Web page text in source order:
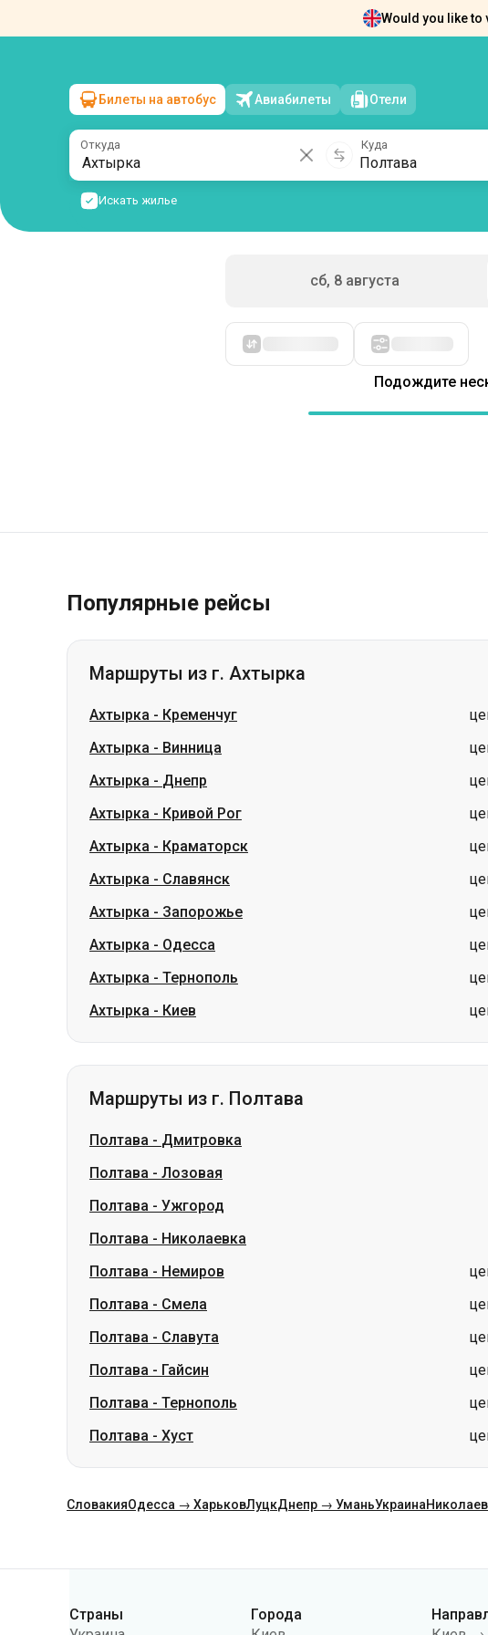
Would you like to
Ахтырка→Полтава
вс, 9 августа/1 пассажир
Билеты на автобус Авиабилеты Отели
Откуда Куда
Искать жилье
сб, 8 августа
Сначала дешевые
Ахтырка Кременчуг
Ахтырка- Днепр
Ахтырка-Кривой Рог
Ахтырка-Краматорск
Ахтырка-Славянск
Ахтырка-Запорожье
Ахтырка-Одесса
Ахтырка-Тернополь
Ахтырка-Киев
Маршруты из г. Полтава
Полтава-Дмитровка
Полтава- Ужгород
Полтава-Николаевка
Полтава-Немиров
Полтава-Смела
Полтава-Славута
Полтава-Гайсин
Полтава-Тернополь
Полтава-Хуст
СловакияОдесса → Харьков
Категории
Германия
Чехия
Днепр
Львов
Днепр